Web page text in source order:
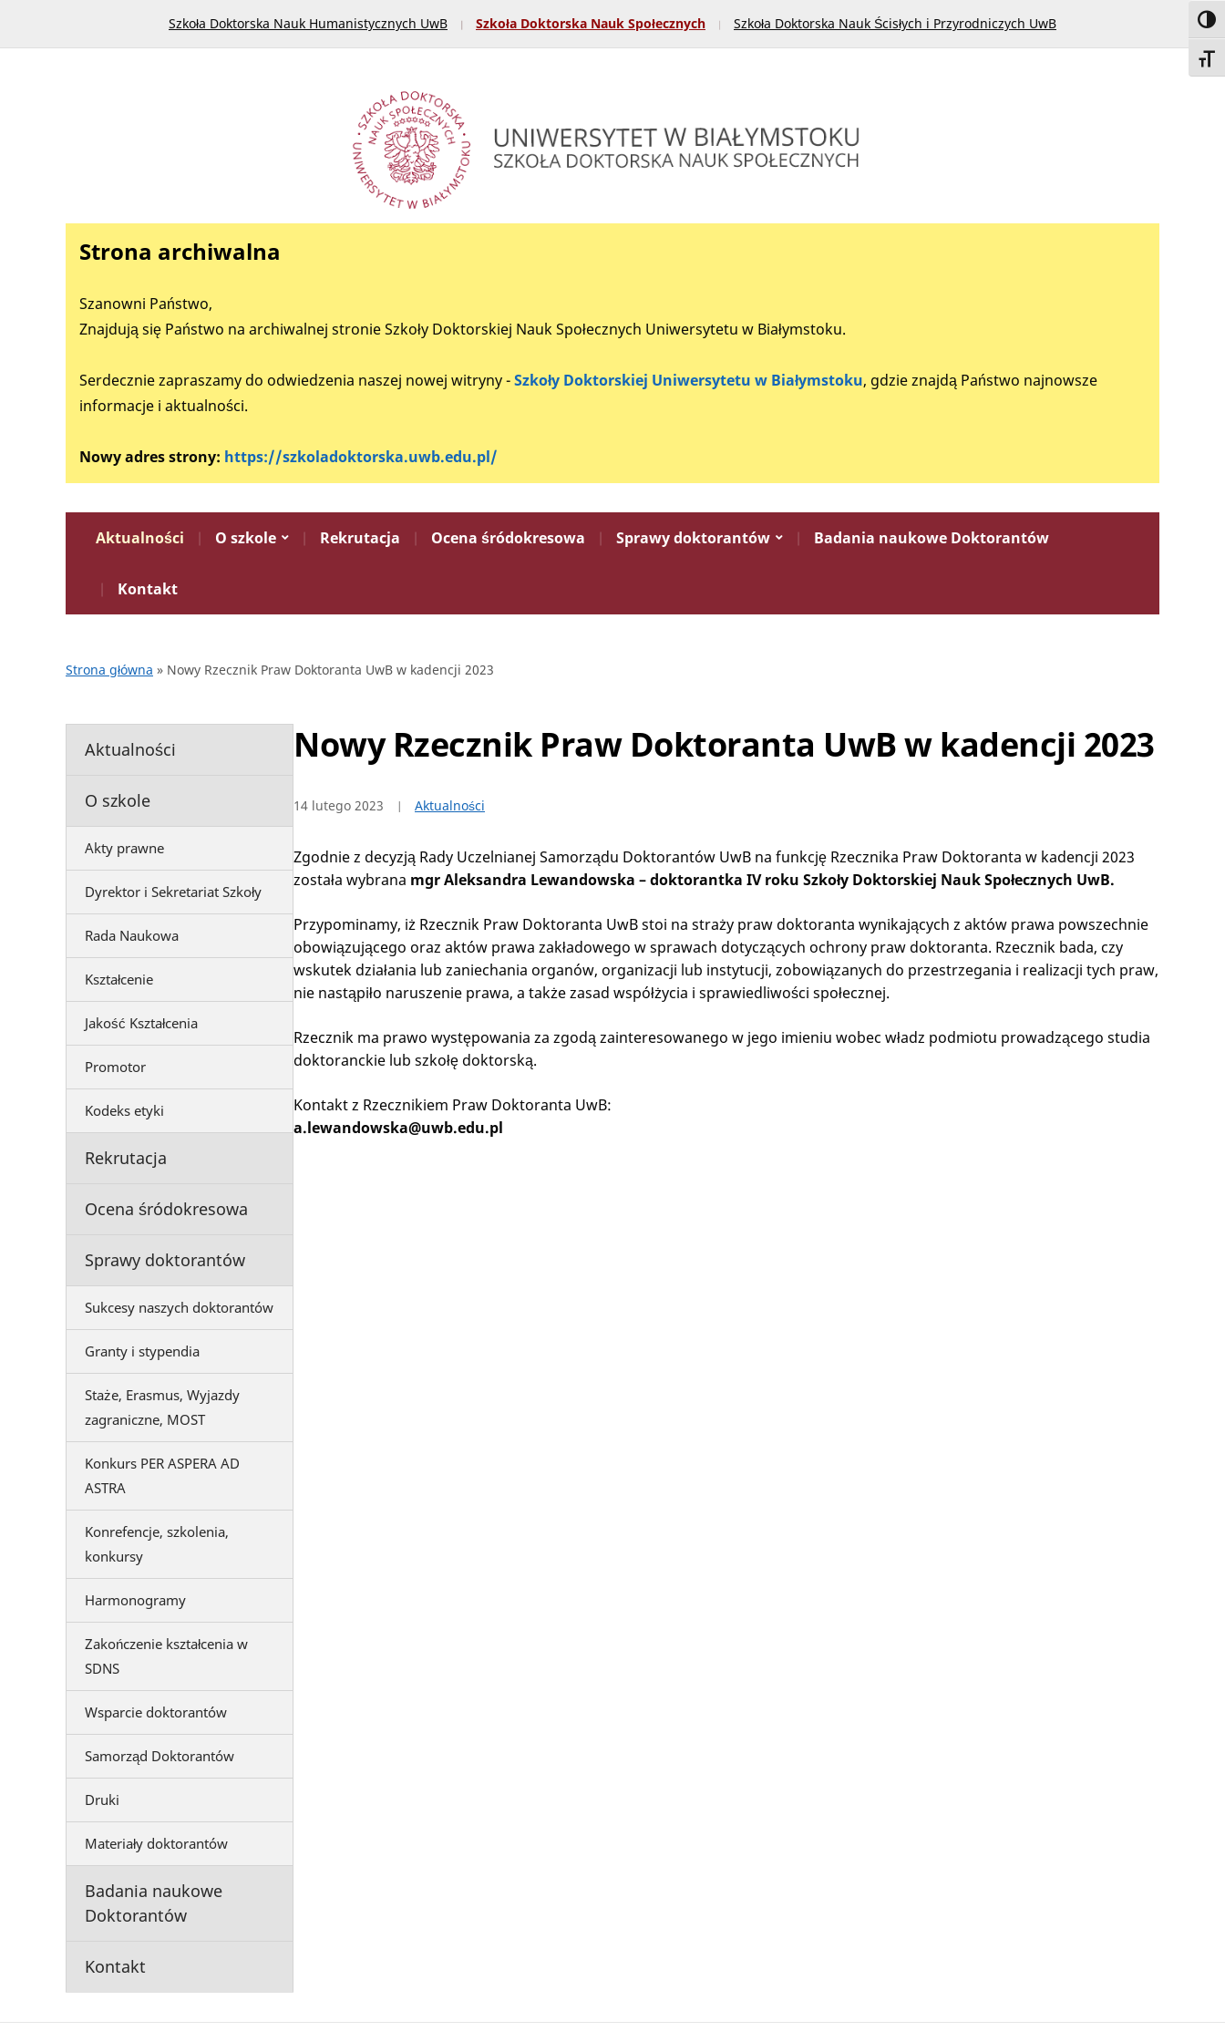
Szkoła Doktorska Nauk Humanistycznych UwB Szkoła Doktorska Nauk Społecznych Szkoła Doktorska Nauk Ścisłych i Przyrodniczych UwB
Strona archiwalna
Szanowni Państwo,
Znajdują się Państwo na archiwalnej stronie Szkoły Doktorskiej Nauk Społecznych Uniwersytetu w Białymstoku.
Serdecznie zapraszamy do odwiedzenia naszej nowej witryny -Szkoły Doktorskiej Uniwersytetu w Białymstoku, gdzie znajdą Państwo najnowsze
informacje i aktualności.
Nowy adres strony: https://szkoladoktorska.uwb.edu.pl/
Aktualności O szkole Rekrutacja Ocena śródokresowa Sprawy doktorantów Badania naukowe Doktorantów
Kontakt
Strona główna » Nowy Rzecznik Praw Doktoranta UwB w kadencji 2023
Aktualności
O szkole
Akty prawne
Dyrektor i Sekretariat Szkoły
Rada Naukowa
Kształcenie
Jakość Kształcenia
Promotor
Kodeks etyki
Rekrutacja
Ocena śródokresowa
Sprawy doktorantów
Sukcesy naszych doktorantów
Granty i stypendia
Staże, Erasmus, Wyjazdy
zagraniczne, MOST
Konkurs PER ASPERA AD
ASTRA
Konrefencje, szkolenia,
konkursy
Harmonogramy
Zakończenie kształcenia w
SDNS
Wsparcie doktorantów
Samorząd Doktorantów
Druki
Materiały doktorantów
Badania naukowe
Doktorantów
Kontakt
Nowy Rzecznik Praw Doktoranta UwB w kadencji 2023
14 lutego 2023 Aktualności
Zgodnie z decyzją Rady Uczelnianej Samorządu Doktorantów UwB na funkcję Rzecznika Praw Doktoranta w kadencji 2023
została wybrana mgr Aleksandra Lewandowska – doktorantka IV roku Szkoły Doktorskiej Nauk Społecznych UwB.
Przypominamy, iż Rzecznik Praw Doktoranta UwB stoi na straży praw doktoranta wynikających z aktów prawa powszechnie
obowiązującego oraz aktów prawa zakładowego w sprawach dotyczących ochrony praw doktoranta. Rzecznik bada, czy
wskutek działania lub zaniechania organów, organizacji lub instytucji, zobowiązanych do przestrzegania i realizacji tych praw,
nie nastąpiło naruszenie prawa, a także zasad współżycia i sprawiedliwości społecznej.
Rzecznik ma prawo występowania za zgodą zainteresowanego w jego imieniu wobec władz podmiotu prowadzącego studia
doktoranckie lub szkołę doktorską.
Kontakt z Rzecznikiem Praw Doktoranta UwB:
a.lewandowska@uwb.edu.pl